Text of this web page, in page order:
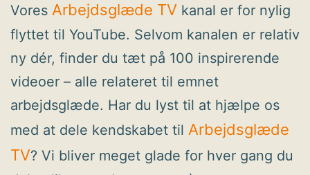
Vores Arbejdsglæde TV kanal er for nylig
flyttet til YouTube. Selvom kanalen er relativ
ny dér, finder du tæt på 100 inspirerende
videoer – alle relateret til emnet
arbejdsglæde. Har du lyst til at hjælpe os
med at dele kendskabet til Arbejdsglæde
TV? Vi bliver meget glade for hver gang du